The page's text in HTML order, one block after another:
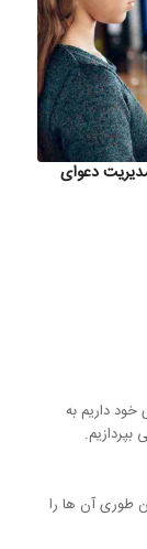
دعوای
خود داریم به
طوری آن ها را